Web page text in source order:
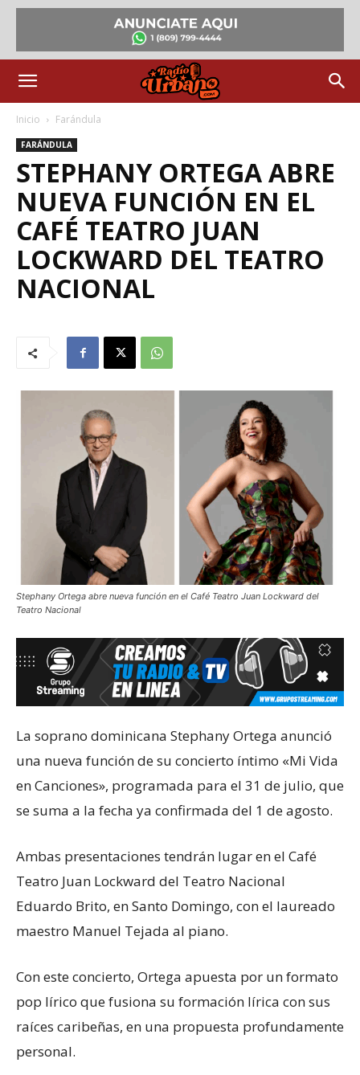
Inicio Farándula
FARÁNDULA
STEPHANY ORTEGA ABRE
NUEVA FUNCIÓN EN EL
CAFÉ TEATRO JUAN
LOCKWARD DEL TEATRO
NACIONAL
Stephany Ortega abre nueva función en el Café Teatro Juan Lockward del
Teatro Nacional
La soprano dominicana Stephany Ortega anunció
una nueva función de su concierto íntimo «Mi Vida
en Canciones», programada para el 31 de julio, que
se suma a la fecha ya confirmada del 1 de agosto.
Ambas presentaciones tendrán lugar en el Café
Teatro Juan Lockward del Teatro Nacional
Eduardo Brito, en Santo Domingo, con el laureado
maestro Manuel Tejada al piano.
Con este concierto, Ortega apuesta por un formato
pop lírico que fusiona su formación lírica con sus
raíces caribeñas, en una propuesta profundamente
personal.